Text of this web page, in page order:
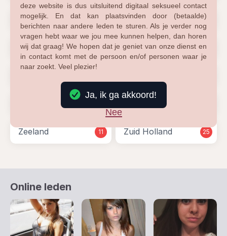
Friesland Gelderland 23
Groningen 10 Limburg 23
Zeeland 11 Zuid Holland 25
Online leden
deze website is dus uitsluitend digitaal seksueel contact
mogelijk. En dat kan plaatsvinden door (betaalde)
berichten naar andere leden te sturen. Als je verder nog
vragen hebt waar we jou mee kunnen helpen, dan horen
wij dat graag! We hopen dat je geniet van onze dienst en
in contact komt met de persoon en/of personen waar je
naar zoekt. Veel plezier!
Ja, ik ga akkoord!
Nee